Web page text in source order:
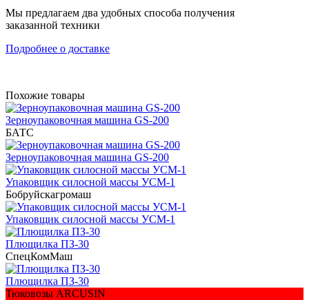
Мы предлагаем два удобных способа получения
заказанной техники
Подробнее о доставке
Похожие товары
Зерноупаковочная машина GS-200
БАТС
Зерноупаковочная машина GS-200
Упаковщик силосной массы УСМ-1
Бобруйскагромаш
Упаковщик силосной массы УСМ-1
Плющилка ПЗ-30
СпецКомМаш
Плющилка ПЗ-30
Тюковозы ARCUSIN